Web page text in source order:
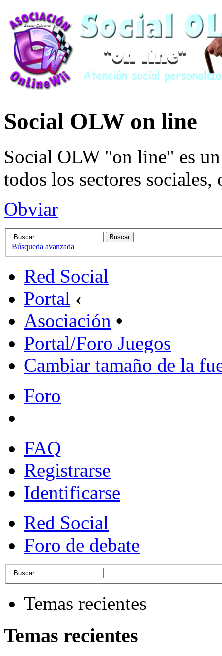
Social OLW on line
Social OLW "on line" es
todos los sectores sociales,
Obviar
Búsqueda avanzada
Red Social
Portal ‹
Asociación •
Portal/Foro Juegos
Cambiar tamaño de la
Foro
FAQ
Registrarse
Identificarse
Red Social
Foro de debate
Temas recientes
Temas recientes